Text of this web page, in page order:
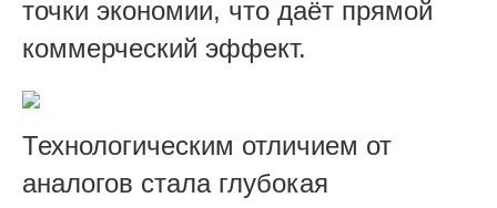
точки экономии, что даёт прямой
коммерческий эффект.
Технологическим отличием от
аналогов стала глубокая